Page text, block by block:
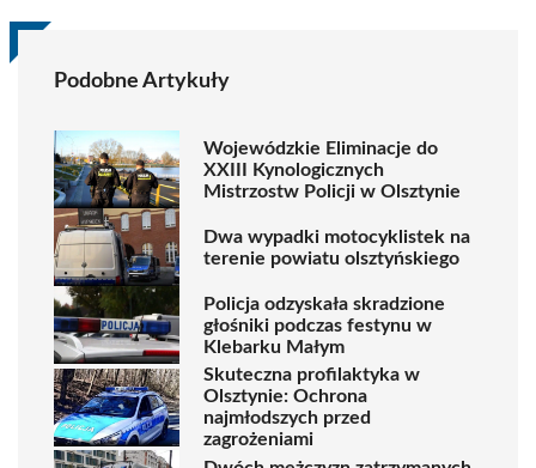
Podobne Artykuły
Wojewódzkie Eliminacje do
XXIII Kynologicznych
Mistrzostw Policji w Olsztynie
Dwa wypadki motocyklistek na
terenie powiatu olsztyńskiego
Policja odzyskała skradzione
głośniki podczas festynu w
Klebarku Małym
Skuteczna profilaktyka w
Olsztynie: Ochrona
najmłodszych przed
zagrożeniami